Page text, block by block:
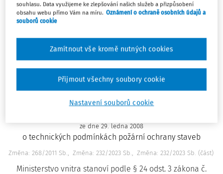
Paragrafové znění
1. 1. 2026 Změnit Porovnat změny
23/2008 Sb.
ze dne 29. ledna 2008
o technických podmínkách požární ochrany staveb
Změna: 268/2011 Sb. Změna: 232/2023 Sb. Změna: 232/2023 Sb. (část)
Ministerstvo vnitra stanoví podle § 24 odst. 3 zákona č.
souhlasu. Data využijeme ke zlepšování našich služeb a přizpůsobení
obsahu webu přímo Vám na míru. Oznámení o ochraně osobních údajů a
souborů cookie
Nastavení souborů cookie
Zamítnout vše kromě nutných cookies
Přijmout všechny soubory cookie